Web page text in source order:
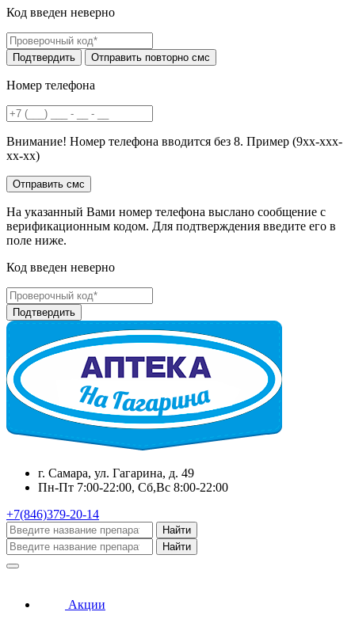
Код введен неверно
Номер телефона
Внимание! Номер телефона вводится без 8. Пример (9хх-ххх-
хх-хх)
На указанный Вами номер телефона выслано сообщение с
верификационным кодом. Для подтверждения введите его в
поле ниже.
Код введен неверно
г. Самара, ул. Гагарина, д. 49
Пн-Пт 7:00-22:00, Сб,Вс 8:00-22:00
+7(846)379-20-14
Найти
Найти
Акции